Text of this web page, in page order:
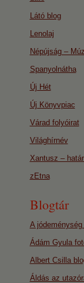
Látó blog
Lenolaj
Népújság –
Spanyolnátha
Új Hét
Új Könyvpiac
Várad folyóirat
Világhírnév
Xantusz –
zEtna
Blogtár
A
Ádám Gyula
Albert Csilla
Áldás az